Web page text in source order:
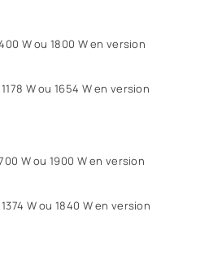
W ou 1800 W en version
W ou 1654 W en version
W ou 1900 W en version
W ou 1840 W en version